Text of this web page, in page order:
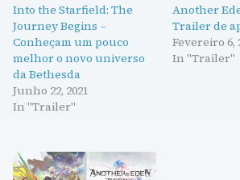
Into the Starfield: The
Journey Begins –
Conheçam um pouco
melhor o novo universo
da Bethesda
Junho 22, 2021
In "Trailer"
Another
Trailer de
Fevereiro 6,
In "Trailer"